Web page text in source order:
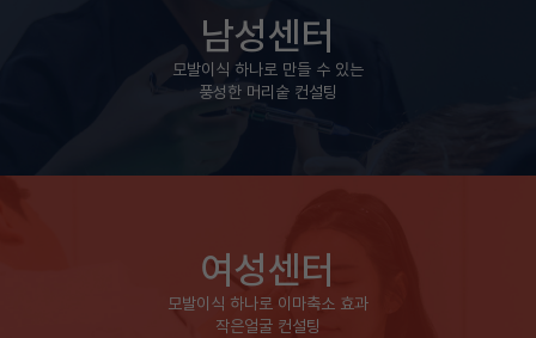
남성센터
모발이식 하나로 만들 수 있는
풍성한 머리숱 컨설팅
여성센터
모발이식 하나로 이마축소 효과
작은얼굴 컨설팅